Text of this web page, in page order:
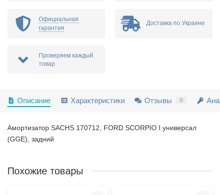
Официальная
гарантия
Доставка по Украине
Проверяем каждый
товар
Описание Характеристики Отзывы 0
Амортизатор SACHS 170712, FORD SCORPIO I универсал
(GGE), задний
Похожие товары